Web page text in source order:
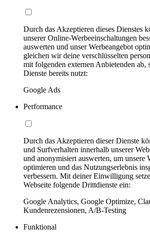
Durch das Akzeptieren dieses Dienstes
unserer Online-Werbeeinschaltungen
auswerten und unser Werbeangebot
gleichen wir deine verschlüsselten
mit folgenden externen Anbietenden ab,
Dienste bereits nutzt:
Google Ads
Performance
Durch das Akzeptieren dieser Dienste
und Surfverhalten innerhalb unserer
und anonymisiert auswerten, um unsere
optimieren und das Nutzungserlebnis
verbessern. Mit deiner Einwilligung
Webseite folgende Drittdienste ein:
Google Analytics, Google Optimize,
Kundenrezensionen, A/B-Testing
Funktional